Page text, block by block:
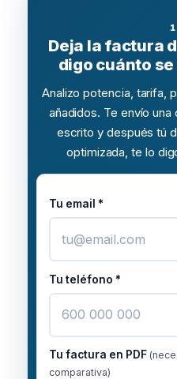
Deja la factura
digo cuánto
Analizo potencia, tarifa,
añadidos. Te envío
escrito y después tú
optimizada, te lo
Tu email *
Tu teléfono *
Tu factura en PDF
comparativa)